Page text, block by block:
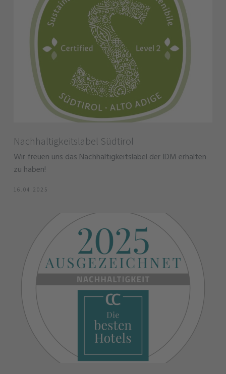
Nachhaltigkeitslabel Südtirol
Wir freuen uns das Nachhaltigkeitslabel der IDM erhalten
zu haben!
16.04.2025